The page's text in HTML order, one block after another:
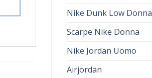
Nike Dunk Low Donna
Scarpe Nike Donna
Nike Jordan Uomo
Airjordan